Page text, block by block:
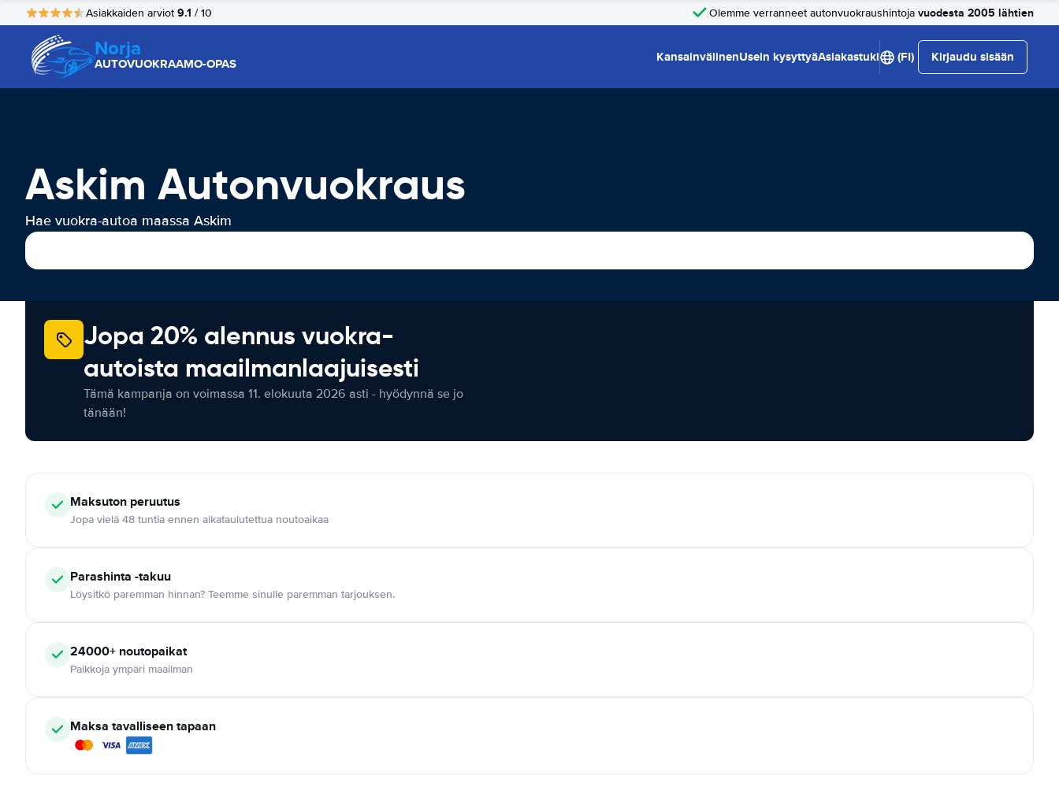
Asiakkaiden arviot 9.1 / 10 Olemme verranneet autonvuokraushintoja vuodesta 2005 lähtien
Norja
AUTOVUOKRAAMO-OPAS KansainvälinenUsein kysyttyäAsiakastuki (FI) Kirjaudu sisään
Askim Autonvuokraus
Hae vuokra-autoa maassa Askim
Jopa 20% alennus vuokra-
autoista maailmanlaajuisesti
Tämä kampanja on voimassa 11. elokuuta 2026 asti - hyödynnä se jo
tänään!
Maksuton peruutus
Jopa vielä 48 tuntia ennen aikataulutettua noutoaikaa
Parashinta -takuu
Löysitkö paremman hinnan? Teemme sinulle paremman tarjouksen.
24000+ noutopaikat
Paikkoja ympäri maailman
Maksa tavalliseen tapaan